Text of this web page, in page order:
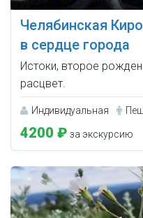
Челябинская
в сердце города
Истоки, второе
расцвет.
Индивидуальная
4200 ₽ за экскурсию